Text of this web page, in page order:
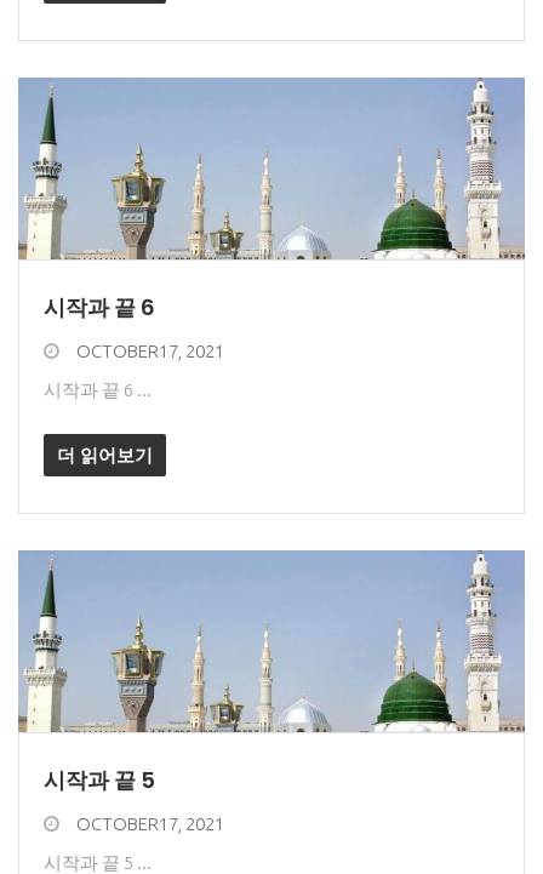
시작과 끝 6
OCTOBER17, 2021
시작과 끝 6 ...
더 읽어보기
시작과 끝 5
OCTOBER17, 2021
시작과 끝 5 ...